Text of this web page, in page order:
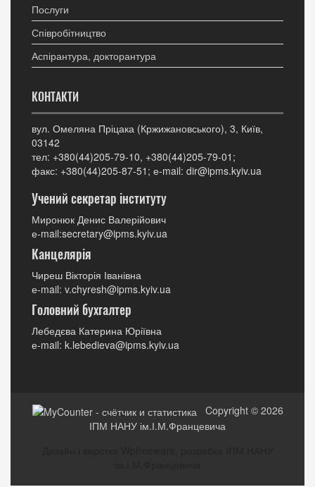
Послуги
Співробітництво
Аспірантура, докторантура
КОНТАКТИ
вул. Омеляна Пріцака (Кржижановського), 3, Київ,
03142
тел: +380(44)205-79-10, +380(44)205-79-01;
факс: +380(44)205-87-51; е-mail: dir@ipms.kyiv.ua
Учений секретар інституту
Миронюк Денис Валерійович
е-mail:secretary@ipms.kyiv.ua
Канцелярія
Чиреш Вікторія Іванівна
е-mail: v.chyresh@ipms.kyiv.ua
Головний бухгалтер
Лебедєва Катерина Юріївна
е-mail: k.lebedieva@ipms.kyiv.ua
Copyright © 2026
ІПМ НАНУ ім.І.М.Францевича